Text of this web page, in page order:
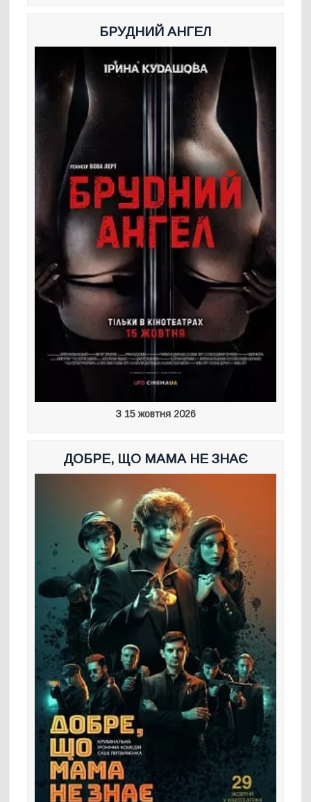
БРУДНИЙ АНГЕЛ
З 15 жовтня 2026
ДОБРЕ, ЩО МАМА НЕ ЗНАЄ